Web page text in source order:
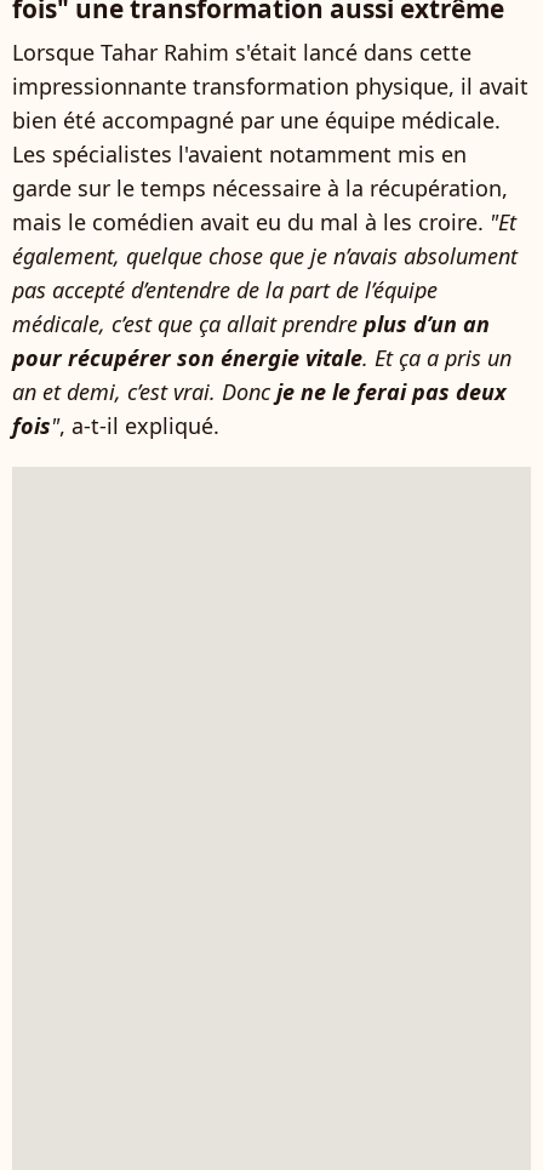
fois" une transformation aussi extrême
Lorsque Tahar Rahim s'était lancé dans cette
impressionnante transformation physique, il avait
bien été accompagné par une équipe médicale.
Les spécialistes l'avaient notamment mis en
garde sur le temps nécessaire à la récupération,
mais le comédien avait eu du mal à les croire. "Et
également, quelque chose que je n’avais absolument
pas accepté d’entendre de la part de l’équipe
médicale, c’est que ça allait prendre plus d’un an
pour récupérer son énergie vitale. Et ça a pris un
an et demi, c’est vrai. Doncje ne le ferai pas deux
fois", a-t-il expliqué.